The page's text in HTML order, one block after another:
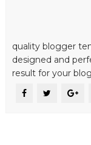
quality blogger
designed and
result for your